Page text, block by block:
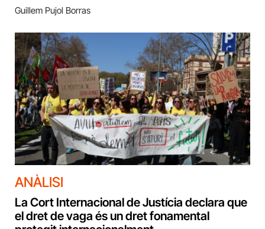
Guillem Pujol Borras
ANÀLISI
La Cort Internacional de Justícia declara que
el dret de vaga és un dret fonamental